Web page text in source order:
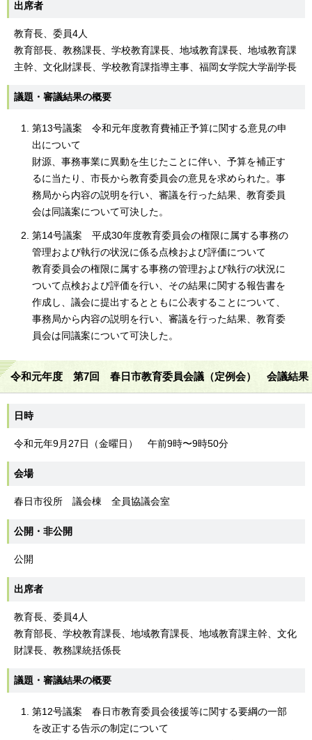
出席者
教育長、委員4人
教育部長、教務課長、学校教育課長、地域教育課長、地域教育課
主幹、文化財課長、学校教育課指導主事、福岡女学院大学副学長
議題・審議結果の概要
第13号議案 令和元年度教育費補正予算に関する意見の申
出について
財源、事務事業に異動を生じたことに伴い、予算を補正す
るに当たり、市長から教育委員会の意見を求められた。事
務局から内容の説明を行い、審議を行った結果、教育委員
会は同議案について可決した。
第14号議案 平成30年度教育委員会の権限に属する事務の
管理および執行の状況に係る点検および評価について
教育委員会の権限に属する事務の管理および執行の状況に
ついて点検および評価を行い、その結果に関する報告書を
作成し、議会に提出するとともに公表することについて、
事務局から内容の説明を行い、審議を行った結果、教育委
員会は同議案について可決した。
令和元年度 第7回 春日市教育委員会議（定例会） 会議結果
日時
令和元年9月27日（金曜日） 午前9時〜9時50分
会場
春日市役所 議会棟 全員協議会室
公開・非公開
公開
出席者
教育長、委員4人
教育部長、学校教育課長、地域教育課長、地域教育課主幹、文化
財課長、教務課統括係長
議題・審議結果の概要
第12号議案 春日市教育委員会後援等に関する要綱の一部
を改正する告示の制定について